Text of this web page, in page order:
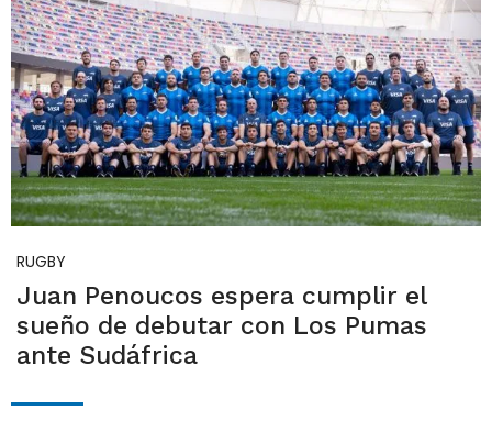
RUGBY
Juan Penoucos espera cumplir el
sueño de debutar con Los Pumas
ante Sudáfrica